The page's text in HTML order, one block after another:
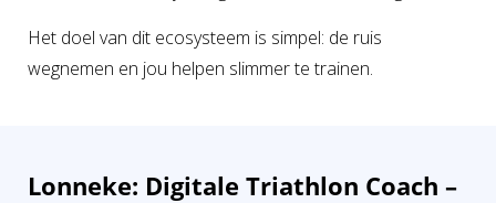
Het doel van dit ecosysteem is simpel: de ruis
wegnemen en jou helpen slimmer te trainen.
Lonneke: Digitale Triathlon Coach –